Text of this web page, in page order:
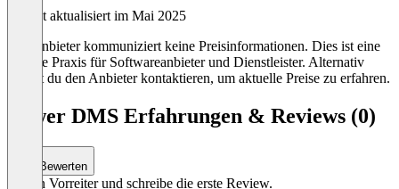
Zuletzt aktualisiert im Mai 2025
Der Anbieter kommuniziert keine Preisinformationen. Dies ist eine
übliche Praxis für Softwareanbieter und Dienstleister. Alternativ
kannst du den Anbieter kontaktieren, um aktuelle Preise zu erfahren.
Power DMS Erfahrungen & Reviews (0)
Bewerten
Sei ein Vorreiter und schreibe die erste Review.